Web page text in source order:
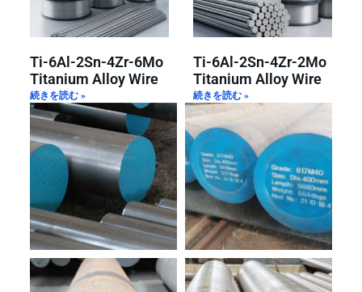
Ti-6Al-2Sn-4Zr-6Mo
Titanium Alloy Wire
続きを読む »
Ti-6Al-2Sn-4Zr-2Mo
Titanium Alloy Wire
続きを読む »